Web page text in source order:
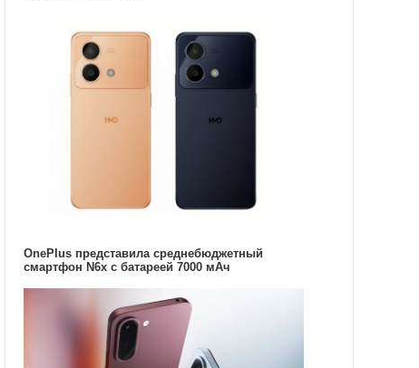
OnePlus представила среднебюджетный
смартфон N6x с батареей 7000 мАч